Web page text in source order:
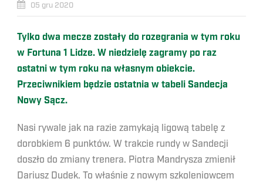
05 gru 2020
Tylko dwa mecze zostały do rozegrania w tym roku
w Fortuna 1 Lidze. W niedzielę zagramy po raz
ostatni w tym roku na własnym obiekcie.
Przeciwnikiem będzie ostatnia w tabeli Sandecja
Nowy Sącz.
Nasi rywale jak na razie zamykają ligową tabelę z
dorobkiem 6 punktów. W trakcie rundy w Sandecji
doszło do zmiany trenera. Piotra Mandrysza zmienił
Dariusz Dudek. To właśnie z nowym szkoleniowcem